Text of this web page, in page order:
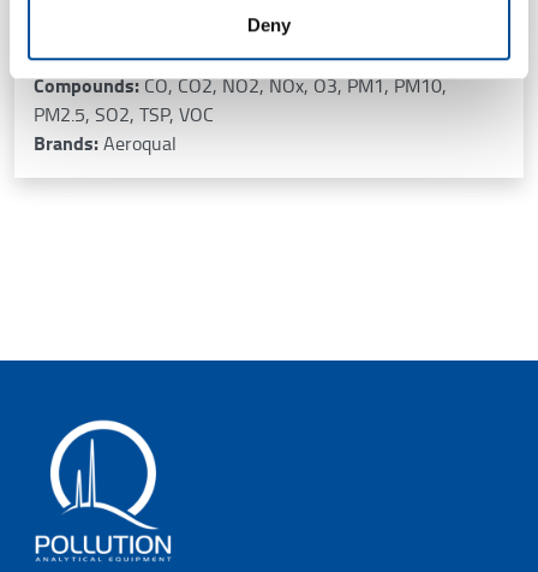
Deny
Tecnologie:EC, NDIR, Nephelometry, OPC, PID, SC
Compounds:CO, CO2, NO2, NOx, O3, PM1, PM10,
PM2.5, SO2, TSP, VOC
Brands:Aeroqual